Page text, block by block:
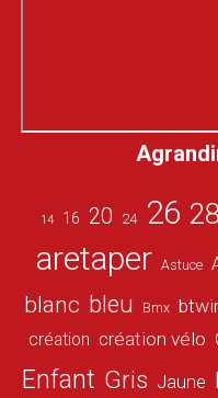
14 16 20 24 26 28
aretaper Astuce
blanc bleu Bmx
création création vélo
Enfant Gris Jaune